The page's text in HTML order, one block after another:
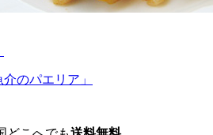
のパエリア」